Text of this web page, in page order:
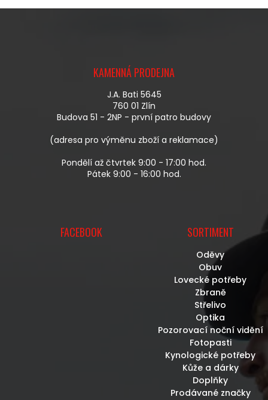
V
K
Y
V
Ý
I
U
V
KAMENNÁ PRODEJNA
J.A. Bati 5645
760 01 Zlín
Budova 51 - 2NP - první patro budovy
(adresa pro výměnu zboží a reklamace)
Pondělí až čtvrtek 9:00 - 17:00 hod.
Pátek 9:00 - 16:00 hod.
FACEBOOK SORTIMENT
Oděvy
Obuv
Lovecké potřeby
Zbraně
Střelivo
Optika
Pozorovací noční vidění
Fotopasti
Kynologické potřeby
Kůže a dárky
Doplňky
Prodávané značky